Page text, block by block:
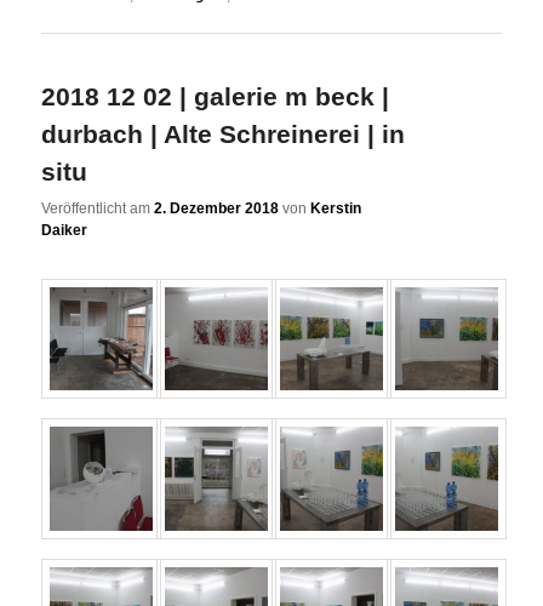
2018 12 02 | galerie m beck |
durbach | Alte Schreinerei | in
situ
Veröffentlicht am2. Dezember 2018 von Kerstin
Daiker